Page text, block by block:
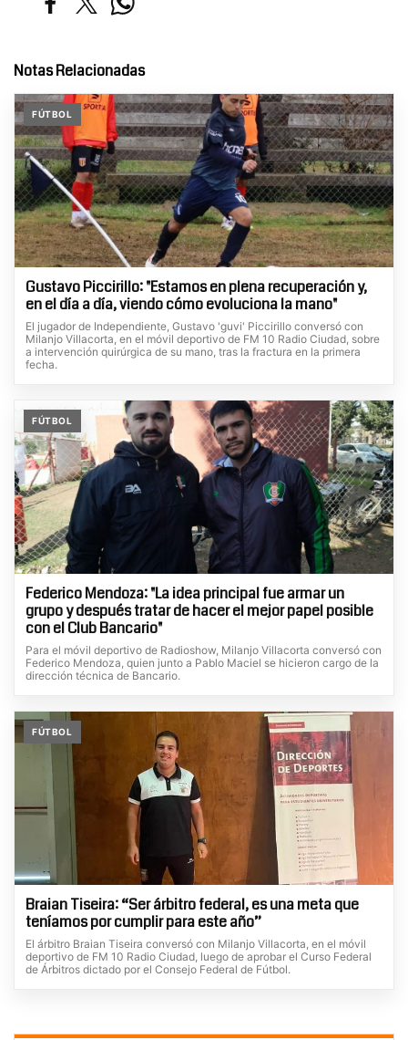
Notas Relacionadas
FÚTBOL
Gustavo Piccirillo: "Estamos en plena recuperación y,
en el día a día, viendo cómo evoluciona la mano"
El jugador de Independiente, Gustavo 'guvi' Piccirillo conversó con
Milanjo Villacorta, en el móvil deportivo de FM 10 Radio Ciudad, sobre
a intervención quirúrgica de su mano, tras la fractura en la primera
fecha.
FÚTBOL
Federico Mendoza: "La idea principal fue armar un
grupo y después tratar de hacer el mejor papel posible
con el Club Bancario"
Para el móvil deportivo de Radioshow, Milanjo Villacorta conversó con
Federico Mendoza, quien junto a Pablo Maciel se hicieron cargo de la
dirección técnica de Bancario.
FÚTBOL
Braian Tiseira: “Ser árbitro federal, es una meta que
teníamos por cumplir para este año”
El árbitro Braian Tiseira conversó con Milanjo Villacorta, en el móvil
deportivo de FM 10 Radio Ciudad, luego de aprobar el Curso Federal
de Árbitros dictado por el Consejo Federal de Fútbol.